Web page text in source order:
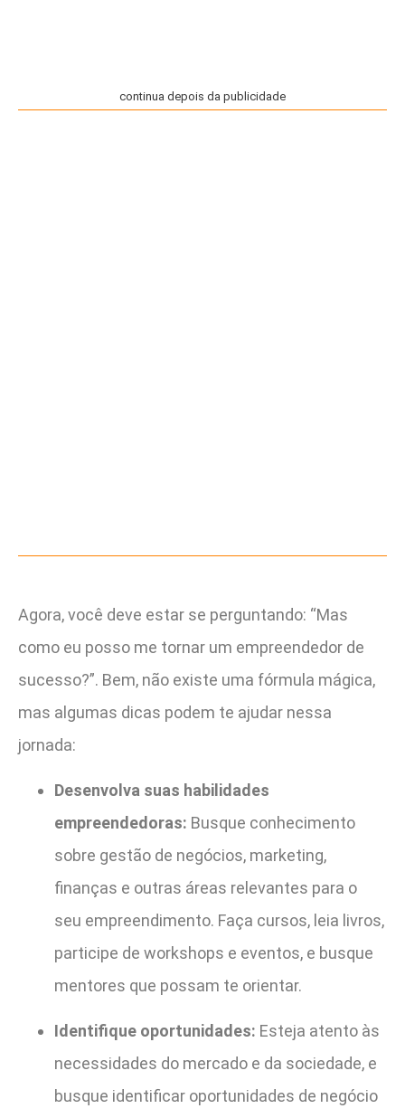
continua depois da publicidade
Agora, você deve estar se perguntando: “Mas
como eu posso me tornar um empreendedor de
sucesso?”. Bem, não existe uma fórmula mágica,
mas algumas dicas podem te ajudar nessa
jornada:
Desenvolva suas habilidades
empreendedoras: Busque conhecimento
sobre gestão de negócios, marketing,
finanças e outras áreas relevantes para o
seu empreendimento. Faça cursos, leia livros,
participe de workshops e eventos, e busque
mentores que possam te orientar.
Identifique oportunidades: Esteja atento às
necessidades do mercado e da sociedade, e
busque identificar oportunidades de negócio